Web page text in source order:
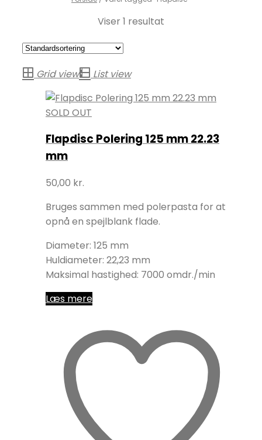
Viser 1 resultat
Grid view List view
SOLD OUT
Flapdisc Polering 125 mm 22.23
mm
50,00 kr.
Bruges sammen med polerpasta for at
opnå en spejlblank flade.
Diameter: 125 mm
Huldiameter: 22,23 mm
Maksimal hastighed: 7000 omdr./min
Læs mere